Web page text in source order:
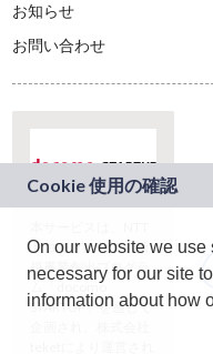
お知らせ
お問い合わせ
ドコモグループの新
規事業創出プログラ
ム「docomo
STARTUP」を通じて
On our website we
necessary for our site
information about how